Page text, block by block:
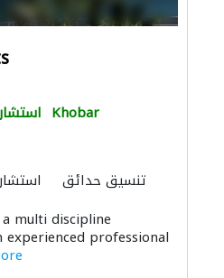
Khobar
تنسيق حدائق
التصميم
a multi discipline
professional